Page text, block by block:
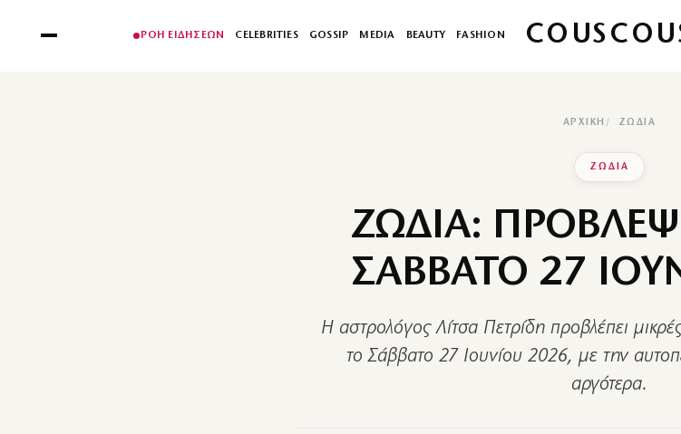
ΡΟΗ ΕΙΔΗΣΕΩΝ CELEBRITIES GOSSIP MEDIA BEAUTY FASHION
ΑΡΧΙΚΉ ΖΩΔΙΑ
ΖΩΔΙΑ
ΖΩΔΙΑ:
ΣΑΒΒΑΤΟ 27
Η αστρολόγος Λίτσα Πετρίδη προβλέπει
το Σάββατο 27 Ιουνίου 2026, με την
αργότερα.